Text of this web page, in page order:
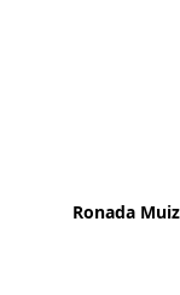
Ronada